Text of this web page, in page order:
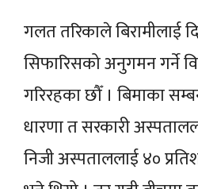
गलत तरिकाले बिरामीलाई
सिफारिसको अनुगमन गर्ने
गरिरहका छौँ । बिमाका
धारणा त सरकारी
निजी अस्पताललाई ४०